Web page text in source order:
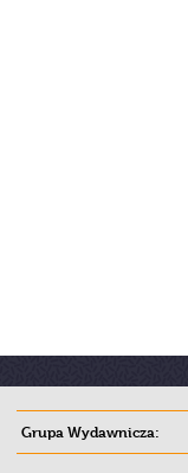
Grupa Wydawnicza: